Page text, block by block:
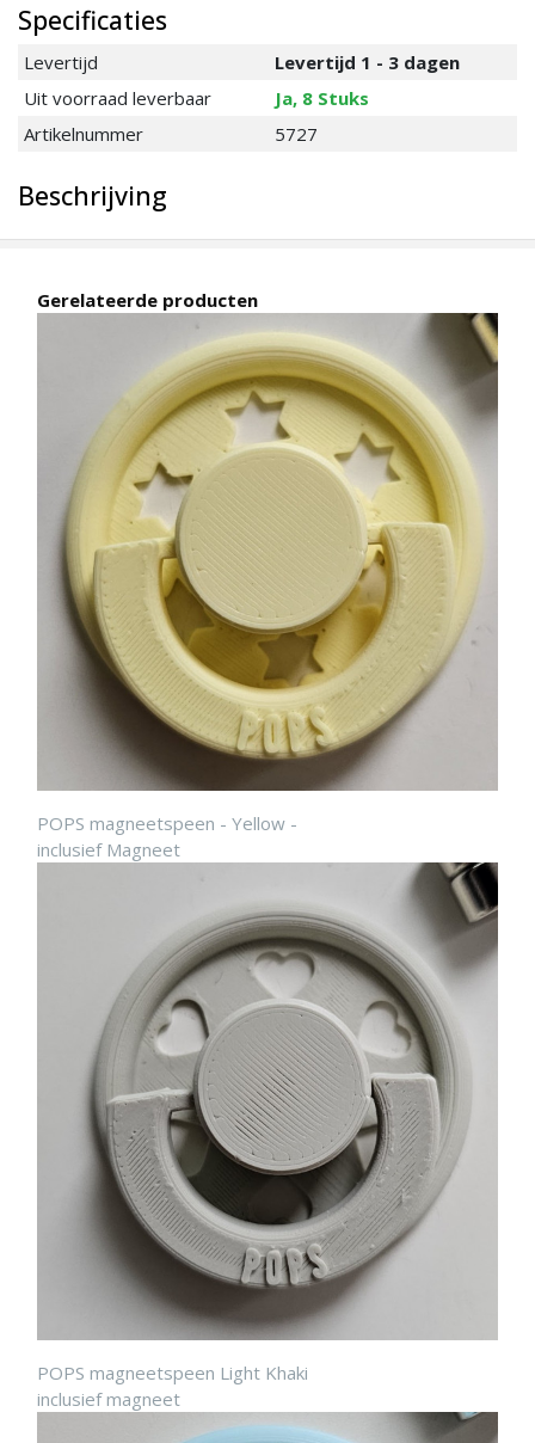
Specificaties
Levertijd
Levertijd 1 - 3 dagen
Uit voorraad leverbaar
Ja, 8 Stuks
Artikelnummer
5727
Beschrijving
Gerelateerde producten
POPS magneetspeen - Yellow -
inclusief Magneet
POPS magneetspeen Light Khaki
inclusief magneet